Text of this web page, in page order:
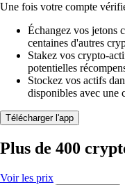
Une fois votre compte
Échangez vos jetons
centaines d'autres
Stakez vos crypto-
potentielles
Stockez vos actifs
disponibles avec une
Télécharger l'app
Plus de 400
Voir les prix